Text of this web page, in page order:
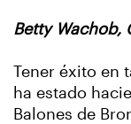
Betty Wachob,
Tener éxito en
ha estado
Balones de